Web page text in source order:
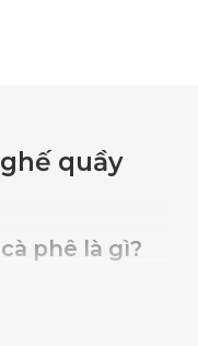
quầy
phê là gì?
cao và cấu